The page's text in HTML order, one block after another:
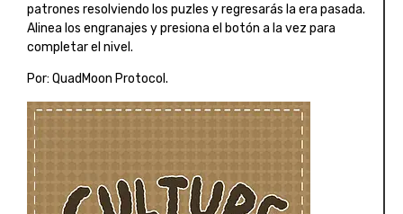
patrones resolviendo los puzles y regresarás la era pasada.
Alinea los engranajes y presiona el botón a la vez para
completar el nivel.
Por: QuadMoon Protocol.